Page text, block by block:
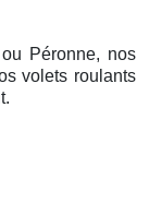
Péronne, nos
volets roulants